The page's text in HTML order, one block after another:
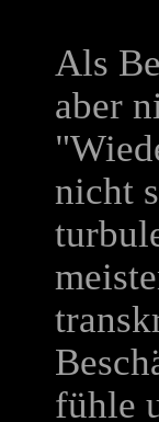
Als
aber
nicht
fühle